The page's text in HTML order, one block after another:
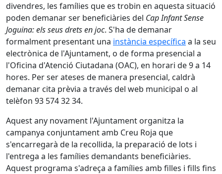
divendres, les famílies que es trobin en aquesta situació
poden demanar ser beneficiàries del Cap Infant Sense
Joguina: els seus drets en joc. S'ha de demanar
formalment presentant una instància específica a la seu
electrònica de l'Ajuntament, o de forma presencial a
l'Oficina d'Atenció Ciutadana (OAC), en horari de 9 a 14
hores. Per ser ateses de manera presencial, caldrà
demanar cita prèvia a través del web municipal o al
telèfon 93 574 32 34.
Aquest any novament l'Ajuntament organitza la
campanya conjuntament amb Creu Roja que
s'encarregarà de la recollida, la preparació de lots i
l'entrega a les famílies demandants beneficiàries.
Aquest programa s'adreça a famílies amb filles i fills fins